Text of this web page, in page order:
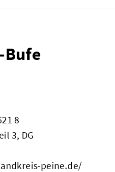
Bufe
8
3, DG
peine.de/